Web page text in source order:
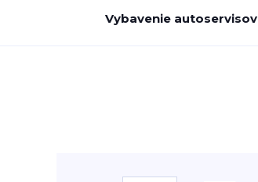
Vybavenie autoservisov